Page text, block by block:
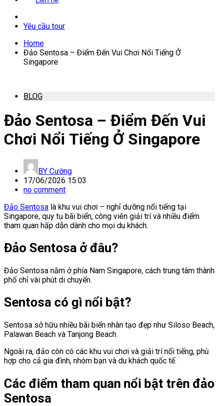
Yêu cầu tour
Home
Đảo Sentosa – Điểm Đến Vui Chơi Nổi Tiếng Ở
Singapore
BLOG
Đảo Sentosa – Điểm Đến Vui
Chơi Nổi Tiếng Ở Singapore
BY Cường
17/06/2026 15:03
no comment
Đảo Sentosa là khu vui chơi – nghỉ dưỡng nổi tiếng tại
Singapore, quy tụ bãi biển, công viên giải trí và nhiều điểm
tham quan hấp dẫn dành cho mọi du khách.
Đảo Sentosa ở đâu?
Đảo Sentosa nằm ở phía Nam Singapore, cách trung tâm thành
phố chỉ vài phút di chuyển.
Sentosa có gì nổi bật?
Sentosa sở hữu nhiều bãi biển nhân tạo đẹp như Siloso Beach,
Palawan Beach và Tanjong Beach.
Ngoài ra, đảo còn có các khu vui chơi và giải trí nổi tiếng, phù
hợp cho cả gia đình, nhóm bạn và du khách quốc tế.
Các điểm tham quan nổi bật trên đảo
Sentosa